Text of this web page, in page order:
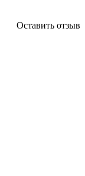
Оставить отзыв